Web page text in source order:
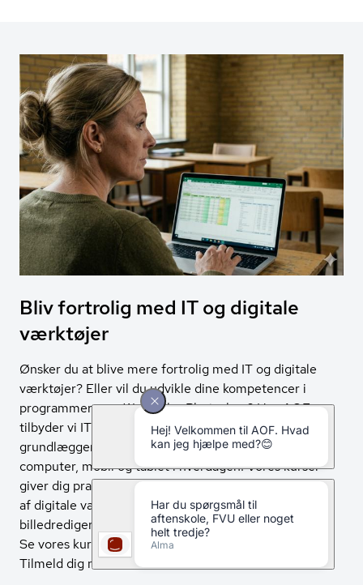
Bliv fortrolig med IT og digitale
værktøjer
Ønsker du at blive mere fortrolig med IT og digitale
værktøjer? Eller vil du udvikle dine kompetencer i
programmer som Word eller Photoshop? Hos AOF
tilbyder vi IT kurser, der hjælper dig med
grundlæggende IT, IT sikkerhed og med at bruge
computer, mobil og tablet i hverdagen. Vores kurser
giver dig praktisk it hjælp, så du bliver tryg ved brugen
af digitale værktøjer. Du kan også lære om
billedredigering, fotos, kunstig intelligens og fotografi.
Se vores kurser og find det hold, der passer til dig.
Tilmeld dig nemt online.